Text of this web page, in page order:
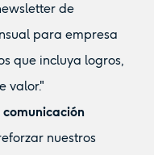
de
para empresa
que incluya logros,
valor."
comunicación
nuestros